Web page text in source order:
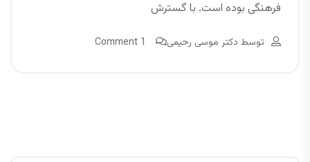
فرهنگی بوده است. با گسترش
توسط دکتر موسی رحیمی 1 Comment